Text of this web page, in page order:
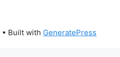
• Built with GeneratePress